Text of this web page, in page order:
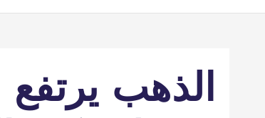
الذهب